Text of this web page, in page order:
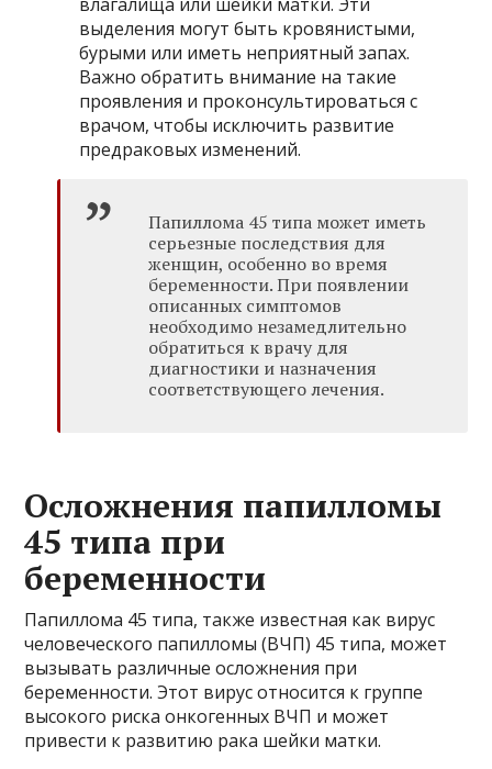
влагалища или шейки матки. Эти
выделения могут быть кровянистыми,
бурыми или иметь неприятный запах.
Важно обратить внимание на такие
проявления и проконсультироваться с
врачом, чтобы исключить развитие
предраковых изменений.
Папиллома 45 типа может иметь
серьезные последствия для
женщин, особенно во время
беременности. При появлении
описанных симптомов
необходимо незамедлительно
обратиться к врачу для
диагностики и назначения
соответствующего лечения.
Осложнения папилломы
45 типа при
беременности
Папиллома 45 типа, также известная как вирус
человеческого папилломы (ВЧП) 45 типа, может
вызывать различные осложнения при
беременности. Этот вирус относится к группе
высокого риска онкогенных ВЧП и может
привести к развитию рака шейки матки.